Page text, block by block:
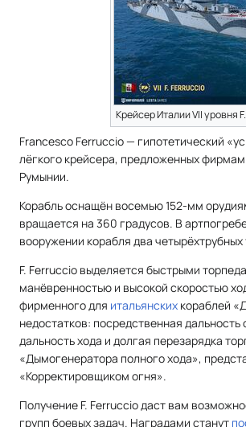
Крейсер Италии VII уровня
Francesco Ferruccio — гипотетический
лёгкого крейсера, предложенных
Румынии.
Корабль оснащён восемью 152-мм
вращается на 360 градусов. В
вооружении корабля два
F. Ferruccio выделяется быстрыми
манёвренностью и высокой скоростью
фирменного для итальянских кораблей
недостатков: посредственная
дальность хода и долгая перезарядка
«Дымогенератора полного хода»,
«Корректировщиком огня».
Получение F. Ferruccio даст вам
групп боевых задач. Наградами станут